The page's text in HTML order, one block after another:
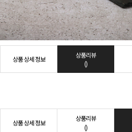
상품 상세 정보
상품리뷰
()
상품 상세 정보
상품리뷰
()